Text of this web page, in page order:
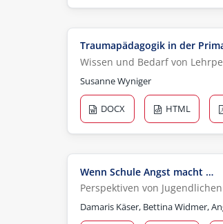
Traumapädagogik in der
Wissen und Bedarf von
Susanne Wyniger
DOCX
HTML
Wenn Schule Angst macht …
Perspektiven von
Damaris Käser, Bettina Widmer,